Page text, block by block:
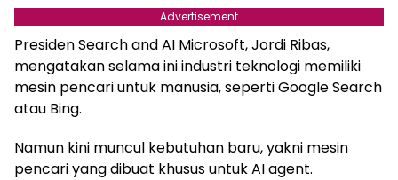
Advertisement
Presiden Search and AI Microsoft, Jordi Ribas,
mengatakan selama ini industri teknologi memiliki
mesin pencari untuk manusia, seperti Google Search
atau Bing.
Namun kini muncul kebutuhan baru, yakni mesin
pencari yang dibuat khusus untuk AI agent.